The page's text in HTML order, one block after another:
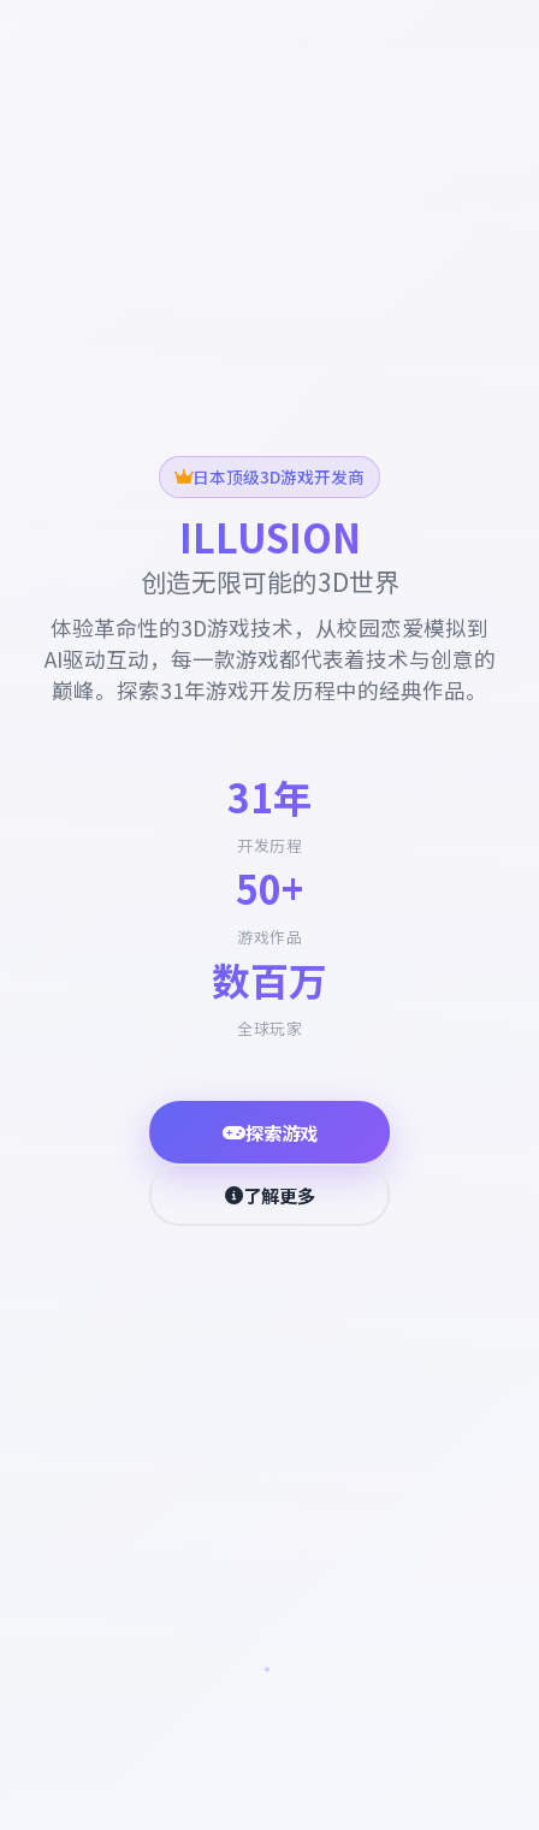
日本顶级3D游戏开发商
ILLUSION
创造无限可能的3D世界
体验革命性的3D游戏技术，从校园恋爱模拟到
AI驱动互动，每一款游戏都代表着技术与创意的
巅峰。探索31年游戏开发历程中的经典作品。
31年
开发历程
50+
游戏作品
数百万
全球玩家
探索游戏
了解更多